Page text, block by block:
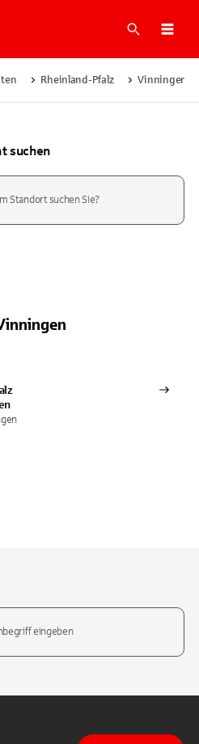
Suche
Rheinland-Pfalz Vinningen
suchen